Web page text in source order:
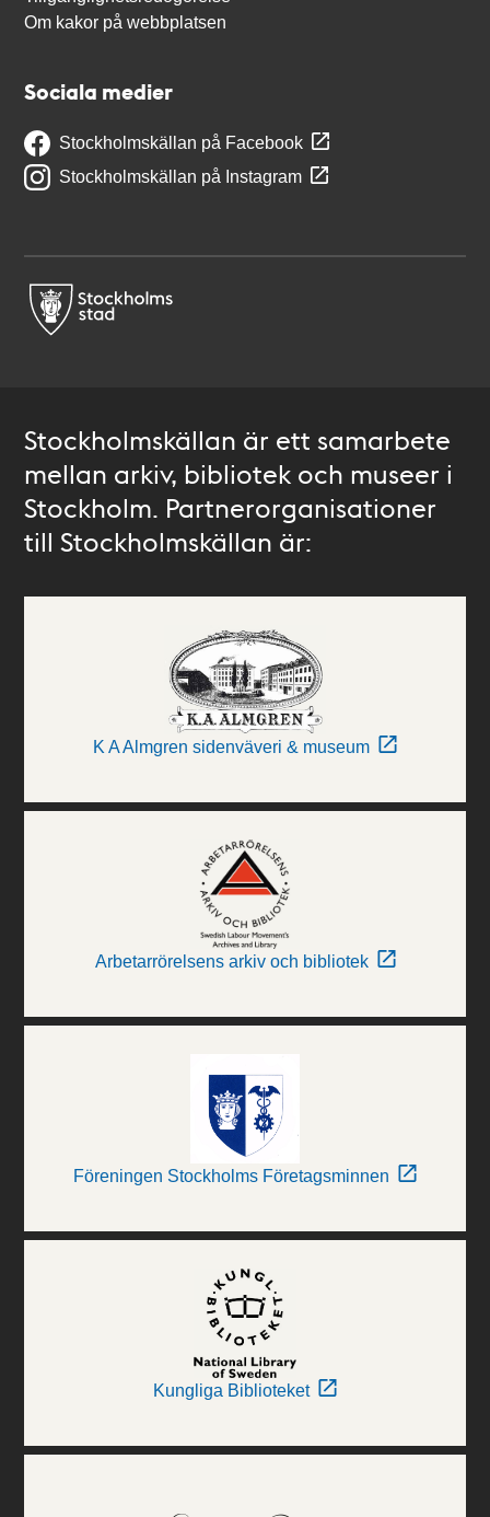
Om kakor på webbplatsen
Sociala medier
Stockholmskällan på Facebook
Stockholmskällan på Instagram
Stockholmskällan är ett samarbete
mellan arkiv, bibliotek och museer i
Stockholm. Partnerorganisationer
till Stockholmskällan är:
K A Almgren sidenväveri & museum
Arbetarrörelsens arkiv och bibliotek
Föreningen Stockholms Företagsminnen
Kungliga Biblioteket